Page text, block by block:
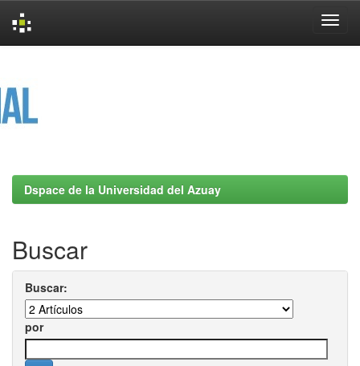
Dspace de la Universidad del Azuay
Buscar
Buscar:
por